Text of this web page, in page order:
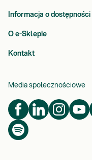
Informacja o dostępności
O e-Sklepie
Kontakt
Media społecznościowe